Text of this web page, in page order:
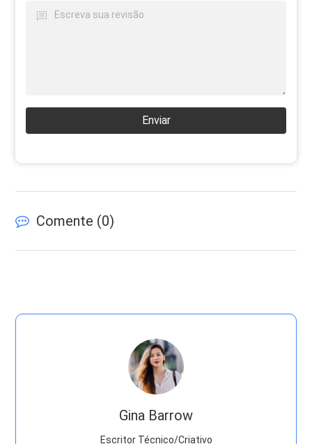
Enviar
Comente (0)
Gina Barrow
Escritor Técnico/Criativo